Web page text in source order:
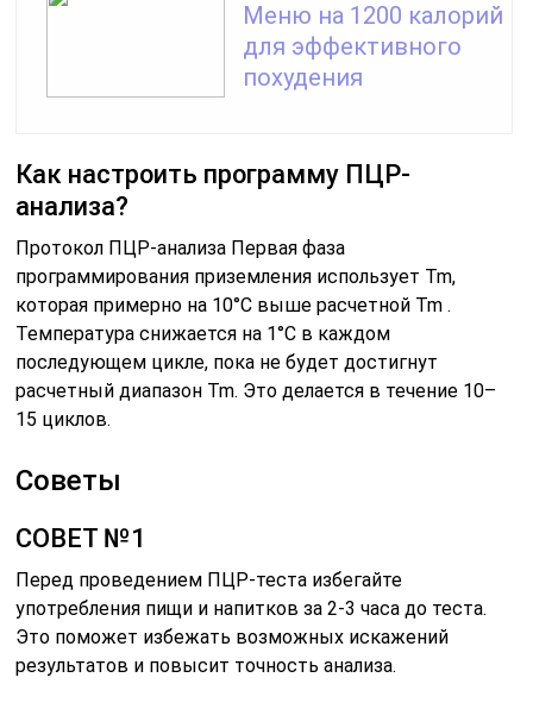
Меню на 1200 калорий
для эффективного
похудения
Как настроить программу ПЦР-
анализа?
Протокол ПЦР-анализа Первая фаза
программирования приземления использует Tm,
которая примерно на 10°C выше расчетной Tm .
Температура снижается на 1°C в каждом
последующем цикле, пока не будет достигнут
расчетный диапазон Tm. Это делается в течение 10–
15 циклов.
Советы
СОВЕТ №1
Перед проведением ПЦР-теста избегайте
употребления пищи и напитков за 2-3 часа до теста.
Это поможет избежать возможных искажений
результатов и повысит точность анализа.